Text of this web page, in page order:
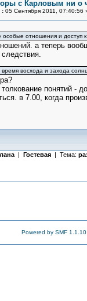
с Карловым ни о
:05 Сентября 2011, 07:40:56
отношения и доступ
а теперь
восхода и захода
толкование понятий -
в 7.00, когда
| Гостевая | Тема:
Powered by SMF 1.1.10